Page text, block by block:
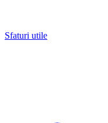
Sfaturi utile